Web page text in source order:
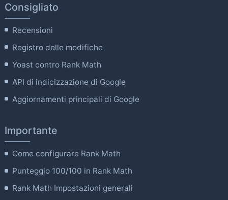
Consigliato
Recensioni
Registro delle modifiche
Yoast contro Rank Math
API di indicizzazione di Google
Aggiornamenti principali di Google
Importante
Come configurare Rank Math
Punteggio 100/100 in Rank Math
Rank Math Impostazioni generali